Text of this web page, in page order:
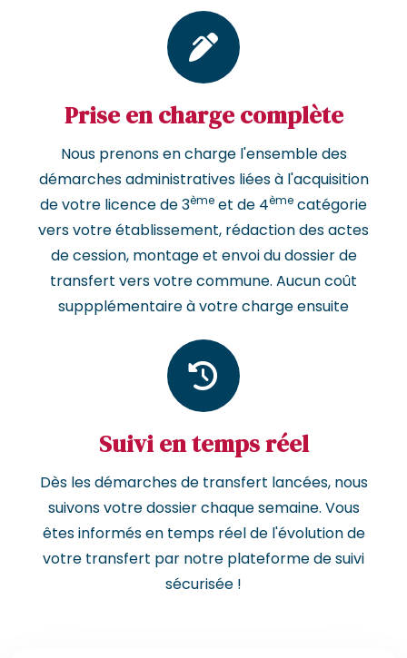
Prise en charge complète
Nous prenons en charge l'ensemble des
démarches administratives liées à l'acquisition
de votre licence de 3ème et de 4ème catégorie
vers votre établissement, rédaction des actes
de cession, montage et envoi du dossier de
transfert vers votre commune. Aucun coût
suppplémentaire à votre charge ensuite
Suivi en temps réel
Dès les démarches de transfert lancées, nous
suivons votre dossier chaque semaine. Vous
êtes informés en temps réel de l'évolution de
votre transfert par notre plateforme de suivi
sécurisée !